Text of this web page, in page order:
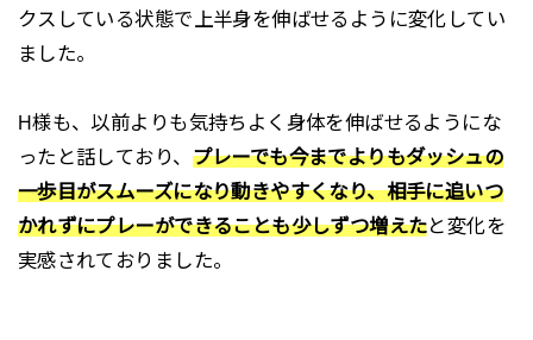
クスしている状態で上半身を伸ばせるように変化してい
ました。
H様も、以前よりも気持ちよく身体を伸ばせるようにな
ったと話しており、 プレーでも今までよりもダッシュの
一歩目がスムーズになり動きやすくなり、相手に追いつ
かれずにプレーができることも少しずつ増えたと変化を
実感されておりました。